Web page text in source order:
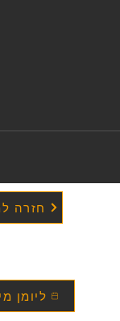
חזרה
ליומן